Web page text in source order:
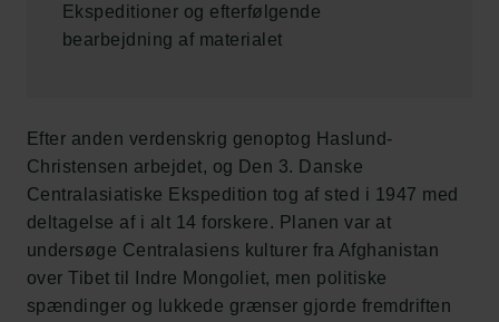
Ekspeditioner og efterfølgende
bearbejdning af materialet
Efter anden verdenskrig genoptog Haslund-
Christensen arbejdet, og Den 3. Danske
Centralasiatiske Ekspedition tog af sted i 1947 med
deltagelse af i alt 14 forskere. Planen var at
undersøge Centralasiens kulturer fra Afghanistan
over Tibet til Indre Mongoliet, men politiske
spændinger og lukkede grænser gjorde fremdriften